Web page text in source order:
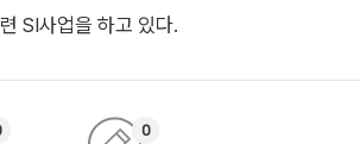
SI사업을 하고 있다.
0